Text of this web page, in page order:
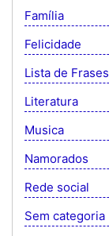
Família
Felicidade
Lista de Frases
Literatura
Musica
Namorados
Rede social
Sem categoria